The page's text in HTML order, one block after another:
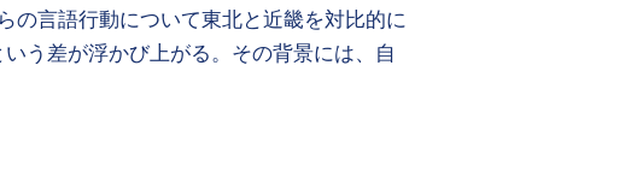
の言語行動について東北と近畿を対比的に
う差が浮かび上がる。その背景には、自